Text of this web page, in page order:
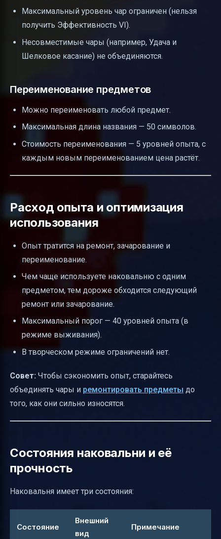
Максимальный уровень чар ограничен (нельзя
получить Эффективность VI).
Несовместимые чары (например, Удача и
Шелковое касание) не объединяются.
Переименование предметов
Можно переименовать любой предмет.
Максимальная длина названия — 50 символов.
Стоимость переименования — 5 уровней опыта, с
каждым новым переименованием цена растёт.
Расход опыта и оптимизация
использования
Опыт тратится на ремонт, зачарование и
переименование.
Чем чаще используете наковальню с одним
предметом, тем дороже обходится следующий
ремонт или зачарование.
Максимальный порог — 40 уровней опыта (в
режиме выживания).
В творческом режиме ограничений нет.
Совет: Чтобы сэкономить опыт, старайтесь
объединять чары и ремонтировать предметы до
того, как они сильно износятся.
Состояния наковальни и её
прочность
Наковальня имеет три состояния:
Состояние
Внешний
вид
Примечание